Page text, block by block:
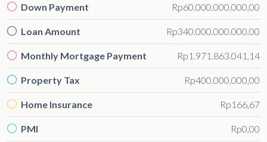
Down Payment Rp60.000.000.000,00
Loan Amount Rp340.000.000.000,00
Monthly Mortgage Payment Rp1.971.863.041,14
Property Tax Rp400.000.000,00
Home Insurance Rp166,67
PMI Rp0,00